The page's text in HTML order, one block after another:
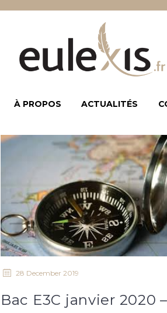
À PROPOS ACTUALITÉS
28 December 2019